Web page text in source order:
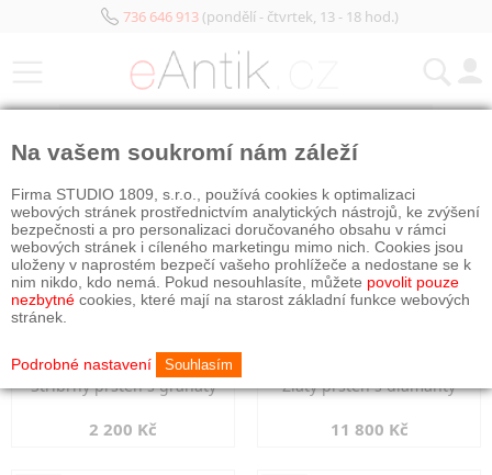
736 646 913(pondělí - čtvrtek, 13 - 18 hod.)
Stříbrný prsten s granáty
2 200 Kč
Zlatý prsten s diamanty
11 800 Kč
Na vašem soukromí nám záleží
Firma STUDIO 1809, s.r.o., používá cookies k optimalizaci
webových stránek prostřednictvím analytických nástrojů, ke zvýšení
bezpečnosti a pro personalizaci doručovaného obsahu v rámci
webových stránek i cíleného marketingu mimo nich. Cookies jsou
uloženy v naprostém bezpečí vašeho prohlížeče a nedostane se k
nim nikdo, kdo nemá. Pokud nesouhlasíte, můžete povolit pouze
nezbytné cookies, které mají na starost základní funkce webových
stránek.
Podrobné nastavení Souhlasím